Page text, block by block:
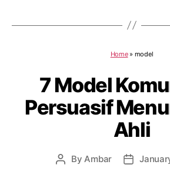
Home» model
7 Model
Persuasif
Ahli
PostByAmbar
Post